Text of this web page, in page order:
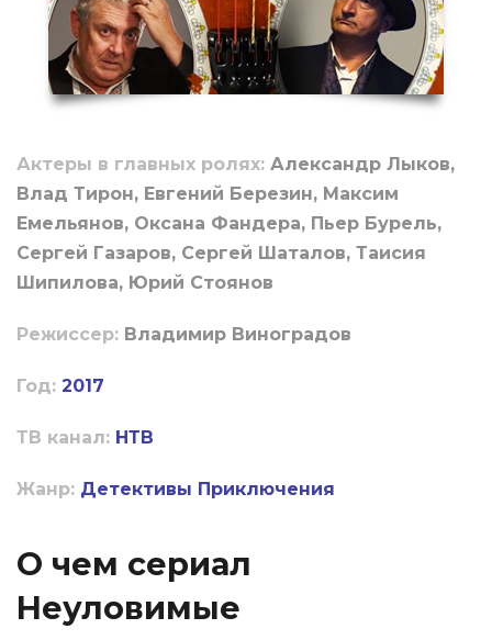
Актеры в главных ролях: Александр Лыков,
Влад Тирон, Евгений Березин, Максим
Емельянов, Оксана Фандера, Пьер Бурель,
Сергей Газаров, Сергей Шаталов, Таисия
Шипилова, Юрий Стоянов
Режиссер: Владимир Виноградов
Год: 2017
ТВ канал: НТВ
Жанр: Детективы Приключения
О чем сериал
Неуловимые